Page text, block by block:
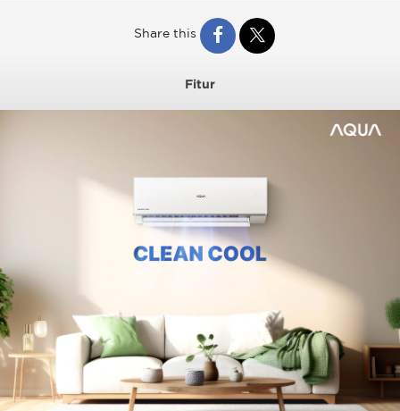
Fitur
Share this